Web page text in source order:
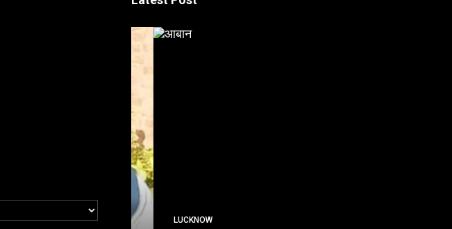
LUCKNOW